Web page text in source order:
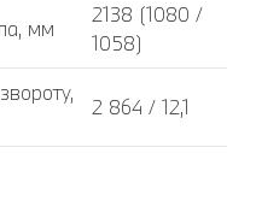
мм
2138 (1080 /
1058)
2 864 / 12,1